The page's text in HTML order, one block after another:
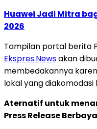
Huawei Jadi Mitra
2026
Tampilan portal berita
Ekspres.Newsakan
membedakannya
lokal yang diakomodasi
Aternatif untuk
Press Release